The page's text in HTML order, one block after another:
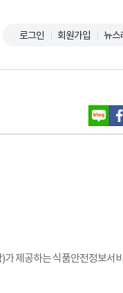
로그인 회원가입 뉴스
제공하는 식품안전정보서